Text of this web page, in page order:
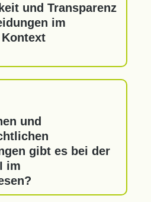
und Transparenz
im
und
gibt es bei der
im